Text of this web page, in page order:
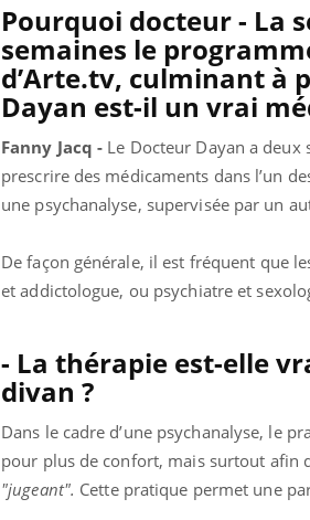
Pourquoi docteur - La
semaines le
d’Arte.tv, culminant à
Dayan est-il un vrai
Fanny Jacq - Le Docteur Dayan a
prescrire des médicaments dans l’un
une psychanalyse, supervisée par un
De façon générale, il est fréquent que
et addictologue, ou psychiatre et
- La thérapie est-elle
divan ?
Dans le cadre d’une psychanalyse, le
pour plus de confort, mais surtout afin
"jugeant". Cette pratique permet une
Hantavirus : un cas
détecté chez un touriste
en France
Mortalité infantile : un
rapport s’interroge sur
son taux élevé en France
Grossesse à risque : ce jus
naturel attire l'attention
des chercheurs